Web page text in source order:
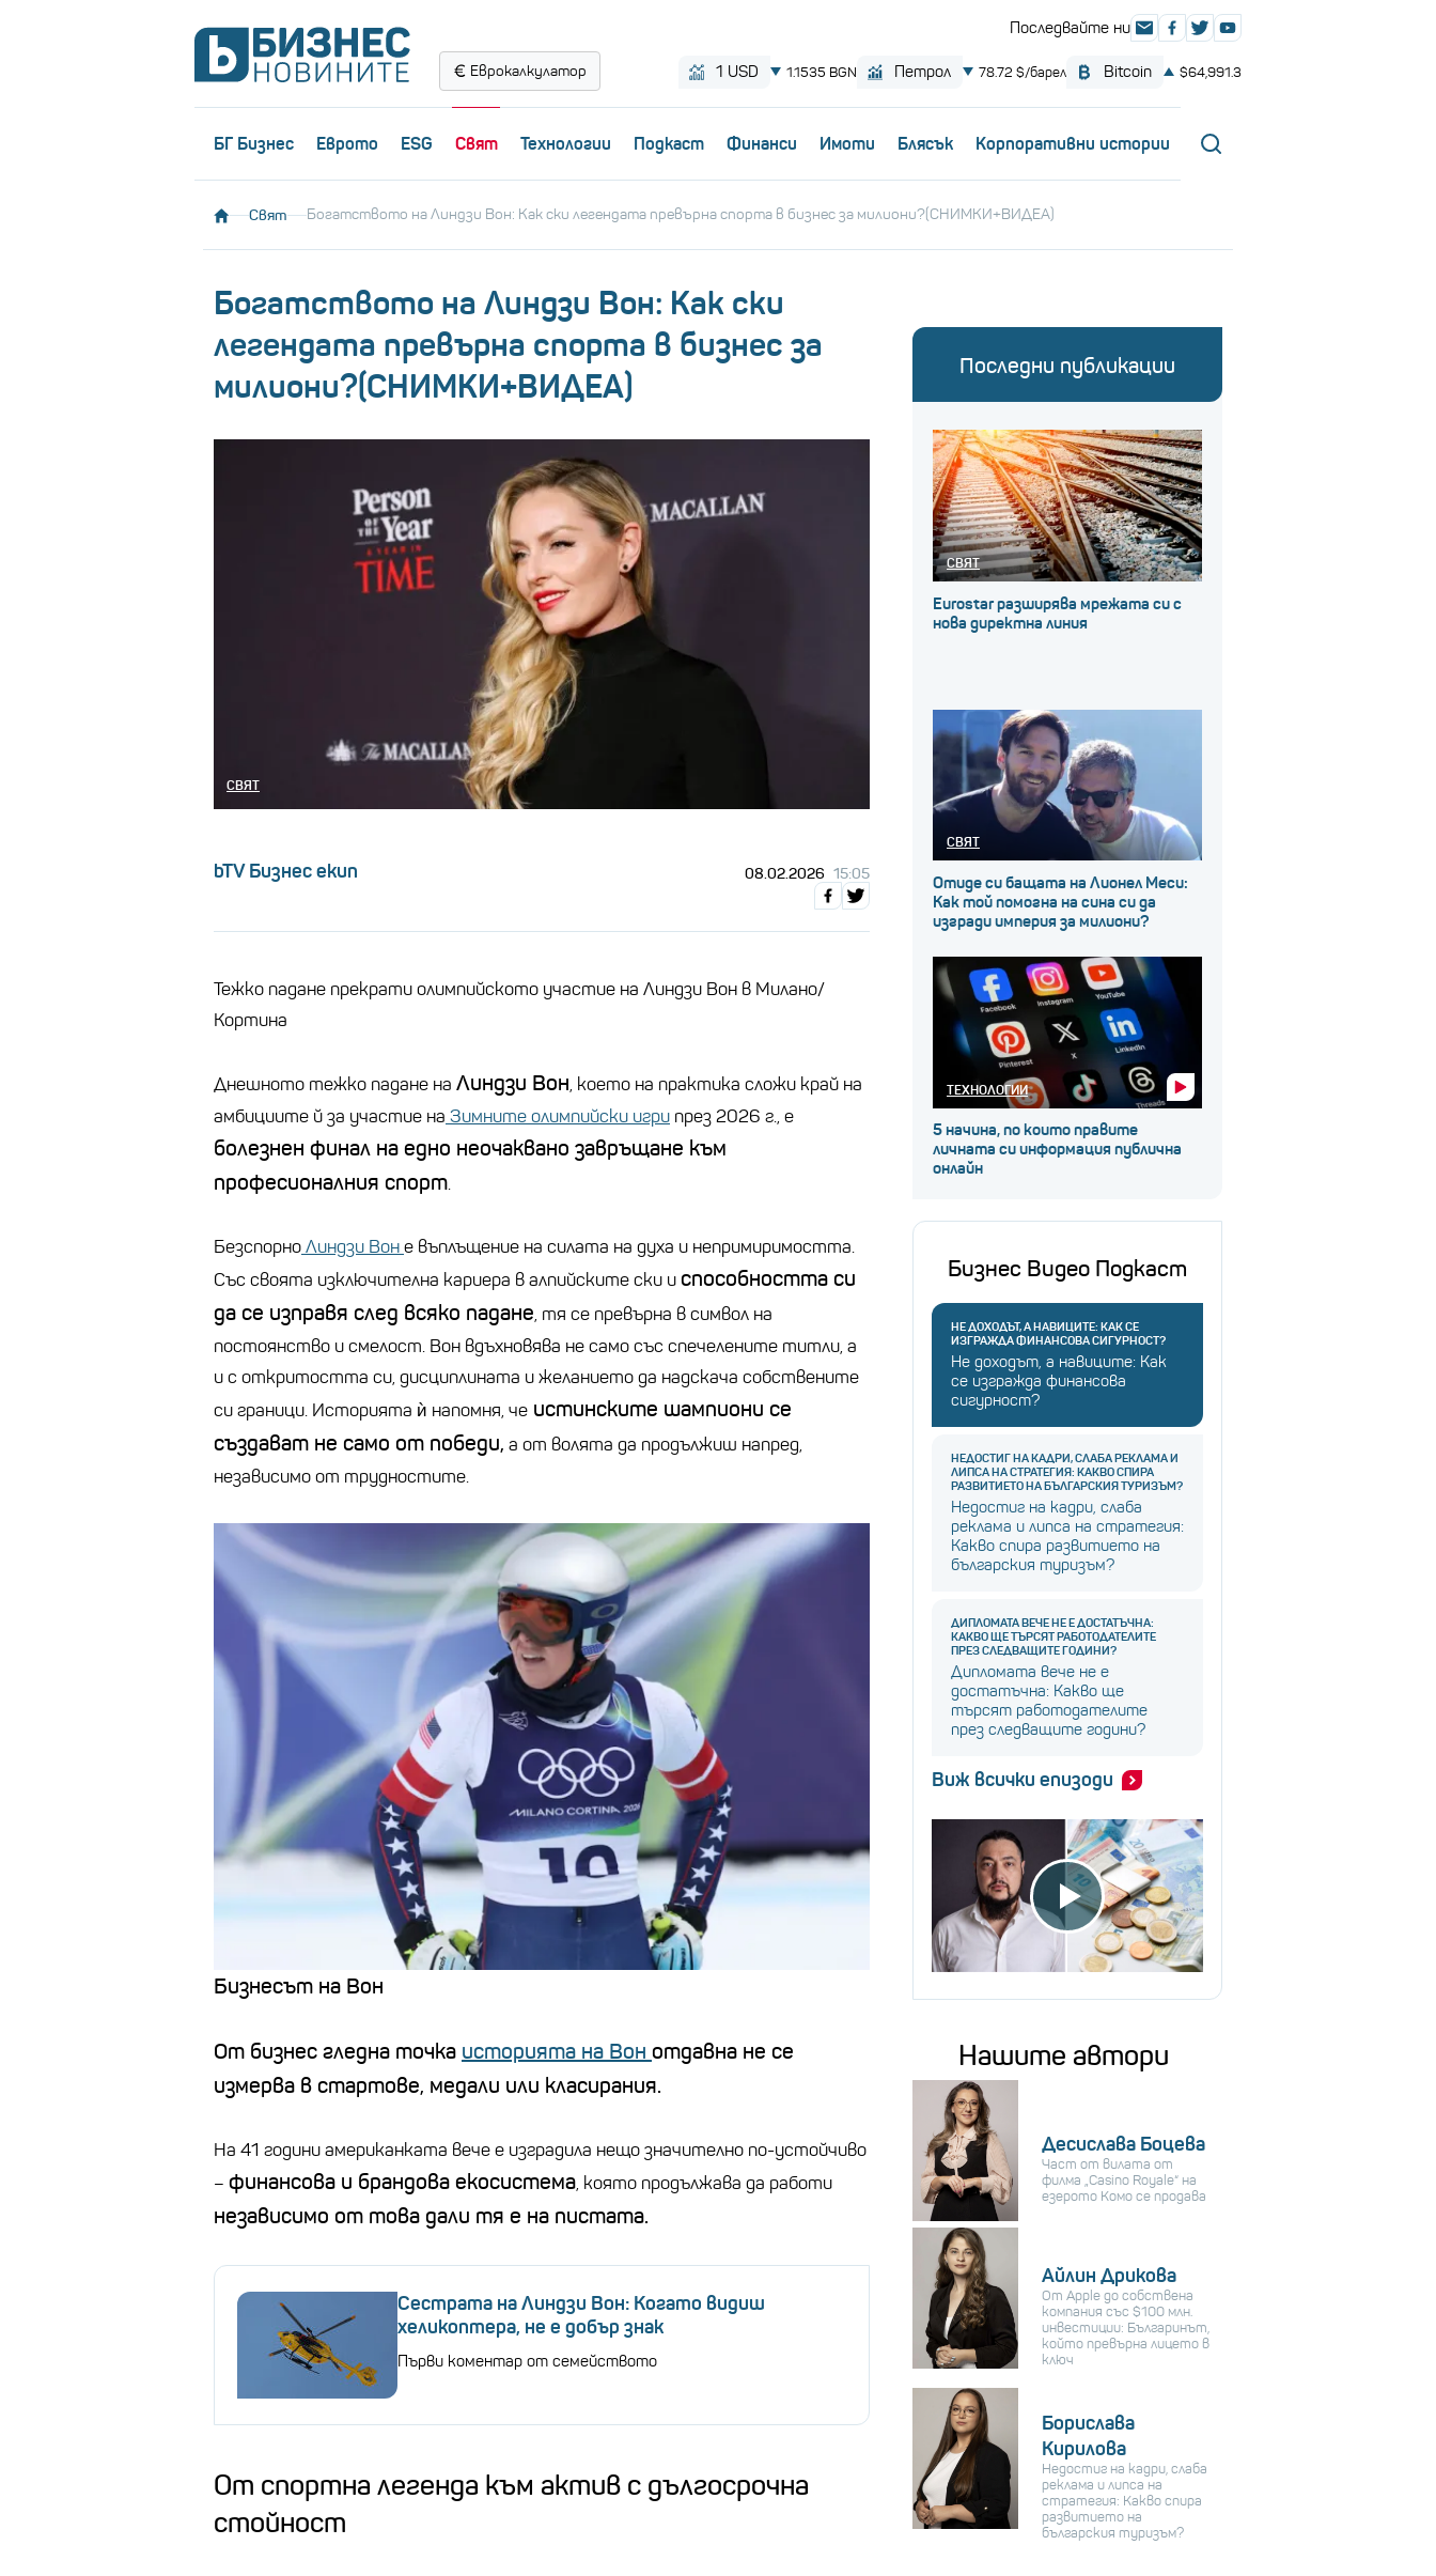
Еврокалкулатор
БГ Бизнес Еврото ESG Свят Технологии Пoдкаст Финанси Имоти Блясък Корпоративни истории
Свят Богатството на Линдзи Вон: Как ски легендата превърна спорта в бизнес за милиони?(СНИМКИ+ВИДЕА)
Богатството на Линдзи Вон: Как ски
легендата превърна спорта в бизнес за
милиони?(СНИМКИ+ВИДЕА)
СВЯТ
bTV Бизнес екип 08.02.2026 15:05
Тежко падане прекрати олимпийското участие на Линдзи Вон в Милано/
Кортина
Днешното тежко падане на Линдзи Вон, което на практика сложи край на
амбициите й за участие на Зимните олимпийски игри през 2026 г., е
болезнен финал на едно неочаквано завръщане към
професионалния спорт.
БезспорноЛиндзи Воне въплъщение на силата на духа и непримиримостта.
Със своята изключителна кариера в алпийските ски испособността си
да се изправя след всяко падане, тя се превърна в символ на
постоянство и смелост. Вон вдъхновява не само със спечелените титли, а
и с откритостта си, дисциплината и желанието да надскача собствените
си граници. Историята ѝ напомня, че истинските шампиони се
създават не само от победи, а от волята да продължиш напред,
независимо от трудностите.
Бизнесът на Вон
От бизнес гледна точка историята на Вон отдавна не се
измерва в стартове, медали или класирания.
На 41 години американката вече е изградила нещо значително по-устойчиво
– финансова и брандова екосистема, която продължава да работи
независимо от това дали тя е на пистата.
Сестрата на Линдзи Вон: Когато видиш
хеликоптерa, не е добър знак
Първи коментар от семейството
От спортна легенда към актив с дългосрочна
стойност
Последни публикации
СВЯТ
Eurostar разширява мрежата си с
нова директна линия
СВЯТ
Отиде си бащата на Лионел Меси:
Как той помогна на сина си да
изгради империя за милиони?
ТЕХНОЛОГИИ
5 начина, по които правите
личната си информация публична
онлайн
Бизнес Видео Подкаст
НЕ ДОХОДЪТ, А НАВИЦИТЕ: КАК СЕ
ИЗГРАЖДА ФИНАНСОВА СИГУРНОСТ?
Не доходът, а навиците: Как
се изгражда финансова
сигурност?
НЕДОСТИГ НА КАДРИ, СЛАБА РЕКЛАМА И
ЛИПСА НА СТРАТЕГИЯ: КАКВО СПИРА
РАЗВИТИЕТО НА БЪЛГАРСКИЯ ТУРИЗЪМ?
Недостиг на кадри, слаба
реклама и липса на стратегия:
Какво спира развитието на
българския туризъм?
ДИПЛОМАТА ВЕЧЕ НЕ Е ДОСТАТЪЧНА:
КАКВО ЩЕ ТЪРСЯТ РАБОТОДАТЕЛИТЕ
ПРЕЗ СЛЕДВАЩИТЕ ГОДИНИ?
Дипломата вече не е
достатъчна: Какво ще
търсят работодателите
през следващите години?
Виж всички епизоди
Нашите автори
Десислава Боцева
Част от вилата от
филма „Casino Royale“ на
езерото Комо се продава
Айлин Дрикова
От Apple до собствена
компания със $100 млн.
инвестиции: Българинът,
който превърна лицето в
ключ
Борислава
Кирилова
Недостиг на кадри, слаба
реклама и липса на
стратегия: Какво спира
развитието на
българския туризъм?